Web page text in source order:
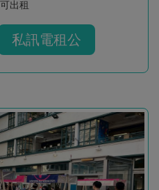
可出租
私訊電租公